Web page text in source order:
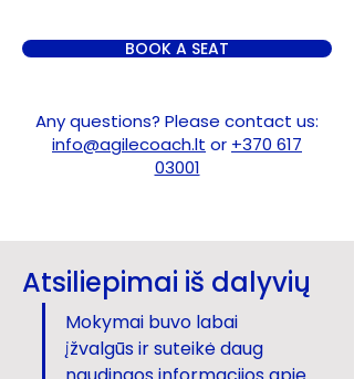
BOOK A SEAT
Any questions? Please contact us:
info@agilecoach.lt or +370 617
03001
Atsiliepimai iš dalyvių
Mokymai buvo labai
įžvalgūs ir suteikė daug